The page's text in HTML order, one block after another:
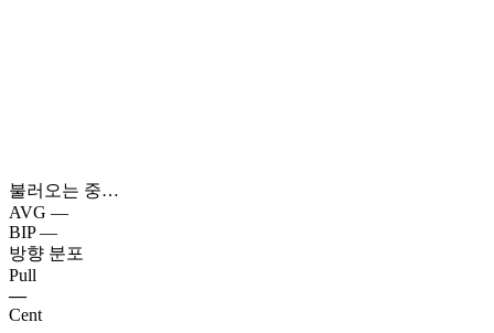
불러오는 중…
AVG —
BIP —
방향 분포
Pull
—
Cent